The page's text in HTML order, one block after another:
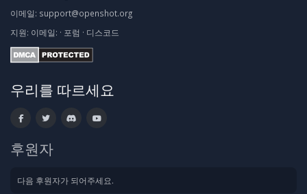
이메일: support@openshot.org
지원: 이메일: · 포럼 · 디스코드
우리를 따르세요
후원자
다음 후원자가 되어주세요.